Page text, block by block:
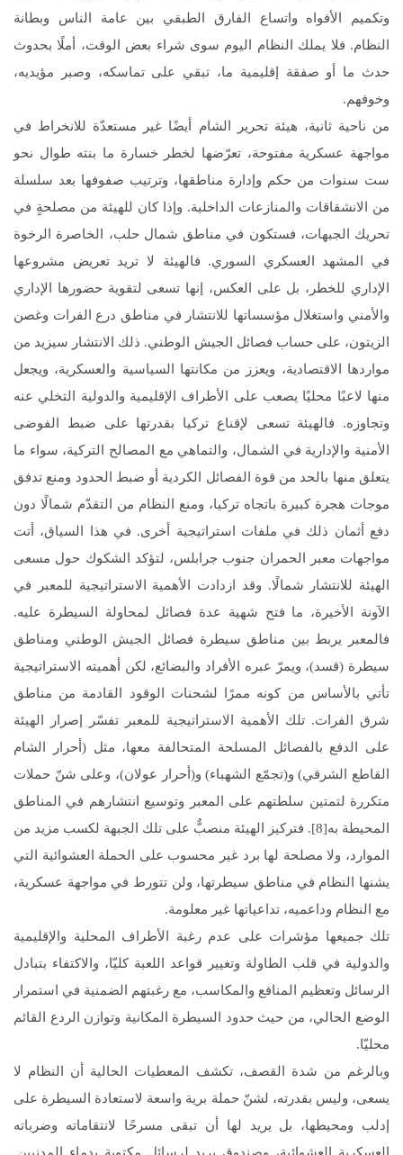
وتكميم الأفواه واتساع الفارق الطبقي بين عامة الناس وبطانة
النظام. فلا يملك النظام اليوم سوى شراء بعض الوقت، أملًا بحدوث
حدث ما أو صفقة إقليمية ما، تبقي على تماسكه، وصبر مؤيديه،
وخوفهم.
من ناحية ثانية، هيئة تحرير الشام أيضًا غير مستعدّة للانخراط في
مواجهة عسكرية مفتوحة، تعرّضها لخطر خسارة ما بنته طوال نحو
ست سنوات من حكم وإدارة مناطقها، وترتيب صفوفها بعد سلسلة
من الانشقاقات والمنازعات الداخلية. وإذا كان للهيئة من مصلحةٍ في
تحريك الجبهات، فستكون في مناطق شمال حلب، الخاصرة الرخوة
في المشهد العسكري السوري. فالهيئة لا تريد تعريض مشروعها
الإداري للخطر، بل على العكس، إنها تسعى لتقوية حضورها الإداري
والأمني واستغلال مؤسساتها للانتشار في مناطق درع الفرات وغصن
الزيتون، على حساب فصائل الجيش الوطني. ذلك الانتشار سيزيد من
مواردها الاقتصادية، ويعزز من مكانتها السياسية والعسكرية، ويجعل
منها لاعبًا محليًا يصعب على الأطراف الإقليمية والدولية التخلي عنه
وتجاوزه. فالهيئة تسعى لإقناع تركيا بقدرتها على ضبط الفوضى
الأمنية والإدارية في الشمال، والتماهي مع المصالح التركية، سواء ما
يتعلق منها بالحد من قوة الفصائل الكردية أو ضبط الحدود ومنع تدفق
موجات هجرة كبيرة باتجاه تركيا، ومنع النظام من التقدّم شمالًا دون
دفع أثمان ذلك في ملفات استراتيجية أخرى. في هذا السياق، أتت
مواجهات معبر الحمران جنوب جرابلس، لتؤكد الشكوك حول مسعى
الهيئة للانتشار شمالًا. وقد ازدادت الأهمية الاستراتيجية للمعبر في
الآونة الأخيرة، ما فتح شهية عدة فصائل لمحاولة السيطرة عليه.
فالمعبر يربط بين مناطق سيطرة فصائل الجيش الوطني ومناطق
سيطرة (قسد)، ويمرّ عبره الأفراد والبضائع، لكن أهميته الاستراتيجية
تأتي بالأساس من كونه ممرًا لشحنات الوقود القادمة من مناطق
شرق الفرات. تلك الأهمية الاستراتيجية للمعبر تفسّر إصرار الهيئة
على الدفع بالفصائل المسلحة المتحالفة معها، مثل (أحرار الشام
القاطع الشرقي) و(تجمّع الشهباء) و(أحرار عولان)، وعلى شنّ حملات
متكررة لتمتين سلطتهم على المعبر وتوسيع انتشارهم في المناطق
المحيطة به[8]. فتركيز الهيئة منصبٌّ على تلك الجبهة لكسب مزيد من
الموارد، ولا مصلحة لها برد غير محسوب على الحملة العشوائية التي
يشنها النظام في مناطق سيطرتها، ولن تتورط في مواجهة عسكرية،
مع النظام وداعميه، تداعياتها غير معلومة.
تلك جميعها مؤشرات على عدم رغبة الأطراف المحلية والإقليمية
والدولية في قلب الطاولة وتغيير قواعد اللعبة كليّا، والاكتفاء بتبادل
الرسائل وتعظيم المنافع والمكاسب، مع رغبتهم الضمنية في استمرار
الوضع الحالي، من حيث حدود السيطرة المكانية وتوازن الردع القائم
محليّا.
وبالرغم من شدة القصف، تكشف المعطيات الحالية أن النظام لا
يسعى، وليس بقدرته، لشنّ حملة برية واسعة لاستعادة السيطرة على
إدلب ومحيطها، بل يريد لها أن تبقى مسرحًا لانتقاماته وضرباته